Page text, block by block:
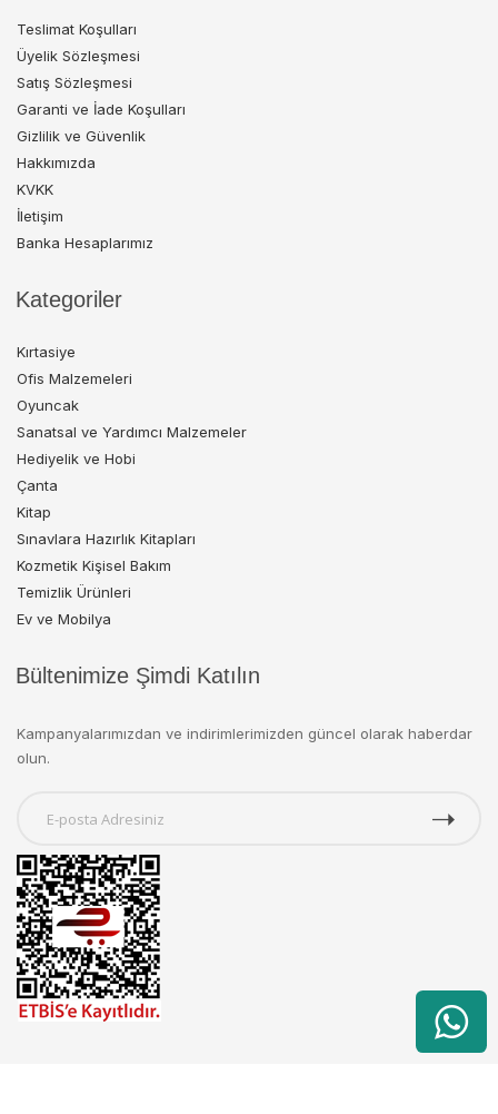
Teslimat Koşulları
Üyelik Sözleşmesi
Satış Sözleşmesi
Garanti ve İade Koşulları
Gizlilik ve Güvenlik
Hakkımızda
KVKK
İletişim
Banka Hesaplarımız
Kategoriler
Kırtasiye
Ofis Malzemeleri
Oyuncak
Sanatsal ve Yardımcı Malzemeler
Hediyelik ve Hobi
Çanta
Kitap
Sınavlara Hazırlık Kitapları
Kozmetik Kişisel Bakım
Temizlik Ürünleri
Ev ve Mobilya
Bültenimize Şimdi Katılın
Kampanyalarımızdan ve indirimlerimizden güncel olarak haberdar
olun.